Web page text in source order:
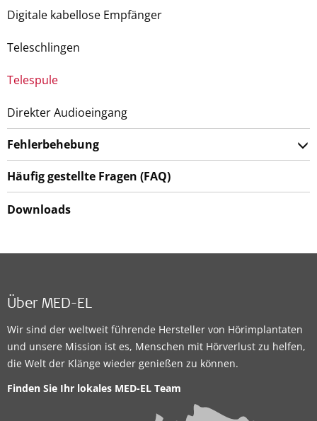
Digitale kabellose Empfänger
Teleschlingen
Telespule
Direkter Audioeingang
Fehlerbehebung
Häufig gestellte Fragen (FAQ)
Downloads
Über MED-EL
Wir sind der weltweit führende Hersteller von Hörimplantaten
und unsere Mission ist es, Menschen mit Hörverlust zu helfen,
die Welt der Klänge wieder genießen zu können.
Finden Sie Ihr lokales MED-EL Team